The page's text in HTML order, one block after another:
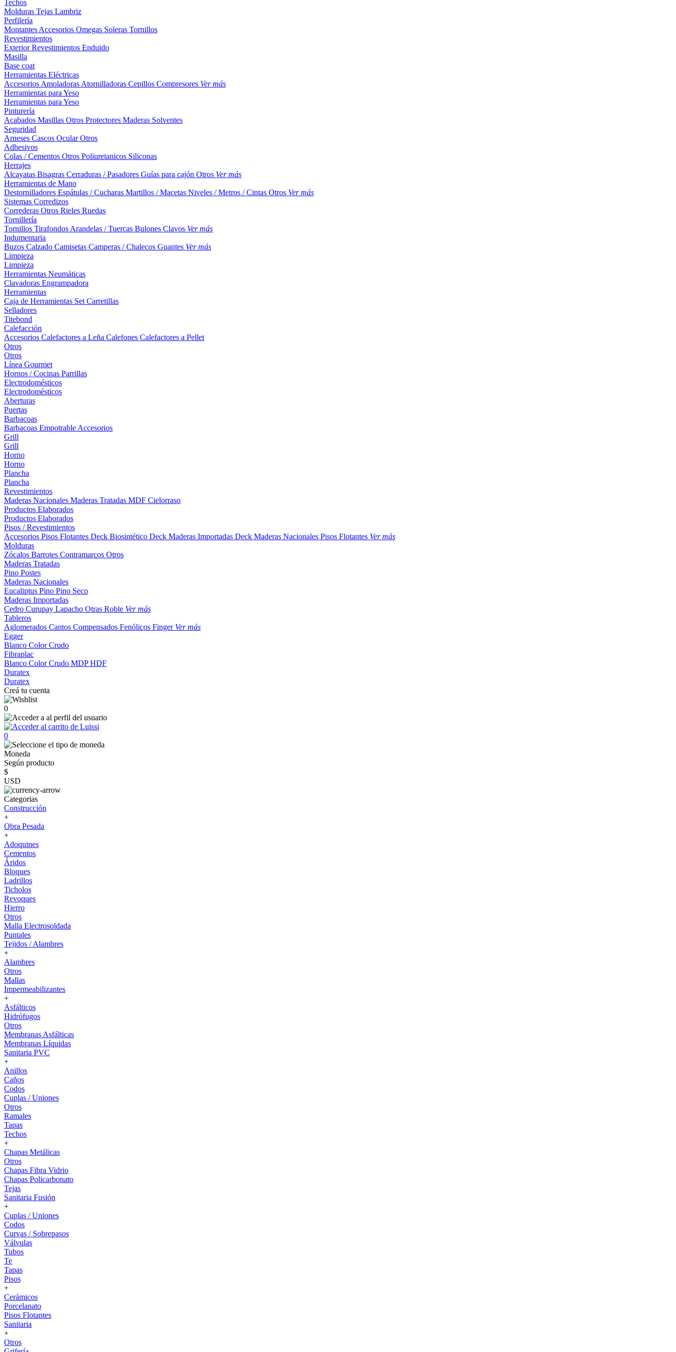
Techos
Molduras Tejas Lambriz
Perfilería
Montantes Accesorios Omegas Soleras Tornillos
Revestimientos
ExteriorRevestimientos Enduido
Masilla
Base coat
Herramientas Eléctricas
Accesorios Amoladoras Atornilladoras Cepillos Compresores Ver más
Herramientas para Yeso
Herramientas para Yeso
Pinturería
Acabados Masillas Otros Protectores Maderas Solventes
Seguridad
Arneses Cascos OcularOtros
Adhesivos
Colas / Cementos Otros Poliuretanicos Siliconas
Herrajes
Alcayatas Bisagras Cerraduras / Pasadores Guías para cajón Otros Ver más
Herramientas de Mano
Destornilladores Espátulas / Cucharas Martillos / Macetas Niveles / Metros / Cintas Otros Ver más
Sistemas Corredizos
Correderas Otros Rieles Ruedas
Tornillería
Tornillos Tirafondos Arandelas / Tuercas Bulones Clavos Ver más
Indumentaria
Buzos Calzado Camisetas Camperas / Chalecos Guantes Ver más
Limpieza
Limpieza
Herramientas Neumáticas
Clavadoras Engrampadora
Herramientas
Caja de Herramientas Set Carretillas
Selladores
Titebond
Calefacción
Accesorios Calefactores a Leña Calefones Calefactores a Pellet
Otros
Otros
Línea Gourmet
Hornos / Cocinas Parrillas
Electrodomésticos
Electrodomésticos
Aberturas
Puertas
Barbacoas
Barbacoas Empotrable Accesorios
Grill
Grill
Horno
Horno
Plancha
Plancha
Revestimientos
Maderas Nacionales Maderas Tratadas MDF Cielorraso
Productos Elaborados
Productos Elaborados
Pisos / Revestimientos
Accesorios Pisos Flotantes Deck Biosintético Deck Maderas Importadas Deck Maderas Nacionales Pisos Flotantes Ver más
Molduras
Zócalos Barrotes Contramarcos Otros
Maderas Tratadas
Pino Postes
Maderas Nacionales
Eucaliptus Pino Pino Seco
Maderas Importadas
Cedro Curupay Lapacho Otras Roble Ver más
Tableros
Aglomerados Cantos Compensados Fenólicos Finger Ver más
Egger
Blanco ColorCrudo
Fibraplac
Blanco ColorCrudo MDPHDF
Duratex
Duratex
Creá tu cuenta
0
0
Moneda
Según producto
$
USD
Categorias
Construcción
+
Obra Pesada
+
Adoquines
Cementos
Áridos
Bloques
Ladrillos
Ticholos
Revoques
Hierro
Otros
Malla Electrosoldada
Puntales
Tejidos / Alambres
+
Alambres
Otros
Mallas
Impermeabilizantes
+
Asfálticos
Hidrófugos
Otros
Membranas Asfálticas
Membranas Líquidas
Sanitaria PVC
+
Anillos
Caños
Codos
Cuplas / Uniones
Otros
Ramales
Tapas
Techos
+
Chapas Metálicas
Otros
Chapas Fibra Vidrio
Chapas Policarbonato
Tejas
Sanitaria Fusión
+
Cuplas / Uniones
Codos
Curvas / Sobrepasos
Válvulas
Tubos
Te
Tapas
Pisos
+
Cerámicos
Porcelanato
Pisos Flotantes
Sanitaria
+
Otros